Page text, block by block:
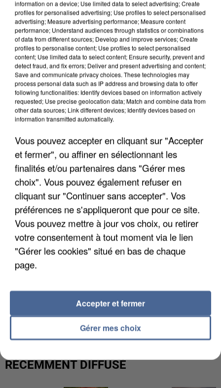
APRÈS TOUTES CES CANICULES, LES REFUGES
DE FAUNE SAUVAGE SONT...
L’UN DES FONDATEURS SUPPOSÉS DE LA DZ
MAFIA INTERPELLÉ EN ALGÉRIE
RÉCEMMENT DIFFUSÉ
information on a device; Use limited data to select advertising; Create
profiles for personalised advertising; Use profiles to select personalised
advertising; Measure advertising performance; Measure content
performance; Understand audiences through statistics or combinations
of data from different sources; Develop and improve services; Create
profiles to personalise content; Use profiles to select personalised
content; Use limited data to select content; Ensure security, prevent and
detect fraud, and fix errors; Deliver and present advertising and content;
Save and communicate privacy choices. These technologies may
process personal data such as IP address and browsing data to offer
following functionalities: Identify devices based on information actively
requested; Use precise geolocation data; Match and combine data from
other data sources; Link different devices; Identify devices based on
information transmitted automatically.
Vous pouvez accepter en cliquant sur "Accepter
et fermer", ou affiner en sélectionnant les
finalités et/ou partenaires dans "Gérer mes
choix". Vous pouvez également refuser en
cliquant sur "Continuer sans accepter". Vos
préférences ne s'appliqueront que pour ce site.
Vous pouvez mettre à jour vos choix, ou retirer
votre consentement à tout moment via le lien
"Gérer les cookies" situé en bas de chaque
page.
Gérer mes choix
Accepter et fermer